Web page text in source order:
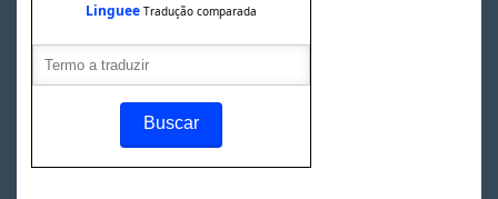
Linguee Tradução comparada